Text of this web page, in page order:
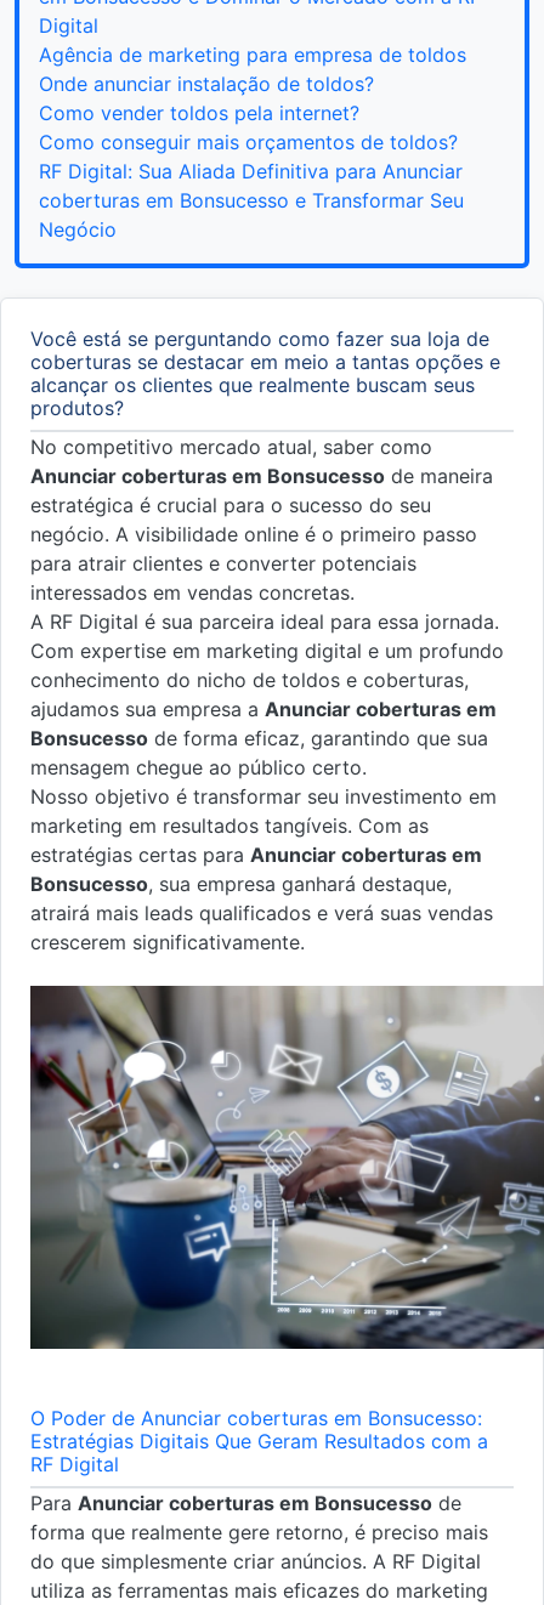
Digital
Agência de marketing para empresa de toldos
Onde anunciar instalação de toldos?
Como vender toldos pela internet?
Como conseguir mais orçamentos de toldos?
RF Digital: Sua Aliada Definitiva para Anunciar
coberturas em Bonsucesso e Transformar Seu
Negócio
Você está se perguntando como fazer sua loja de
coberturas se destacar em meio a tantas opções e
alcançar os clientes que realmente buscam seus
produtos?
No competitivo mercado atual, saber como
Anunciar coberturas em Bonsucesso de maneira
estratégica é crucial para o sucesso do seu
negócio. A visibilidade online é o primeiro passo
para atrair clientes e converter potenciais
interessados em vendas concretas.
A RF Digital é sua parceira ideal para essa jornada.
Com expertise em marketing digital e um profundo
conhecimento do nicho de toldos e coberturas,
ajudamos sua empresa a Anunciar coberturas em
Bonsucesso de forma eficaz, garantindo que sua
mensagem chegue ao público certo.
Nosso objetivo é transformar seu investimento em
marketing em resultados tangíveis. Com as
estratégias certas para Anunciar coberturas em
Bonsucesso, sua empresa ganhará destaque,
atrairá mais leads qualificados e verá suas vendas
crescerem significativamente.
O Poder de Anunciar coberturas em Bonsucesso:
Estratégias Digitais Que Geram Resultados com a
RF Digital
Para Anunciar coberturas em Bonsucesso de
forma que realmente gere retorno, é preciso mais
do que simplesmente criar anúncios. A RF Digital
utiliza as ferramentas mais eficazes do marketing